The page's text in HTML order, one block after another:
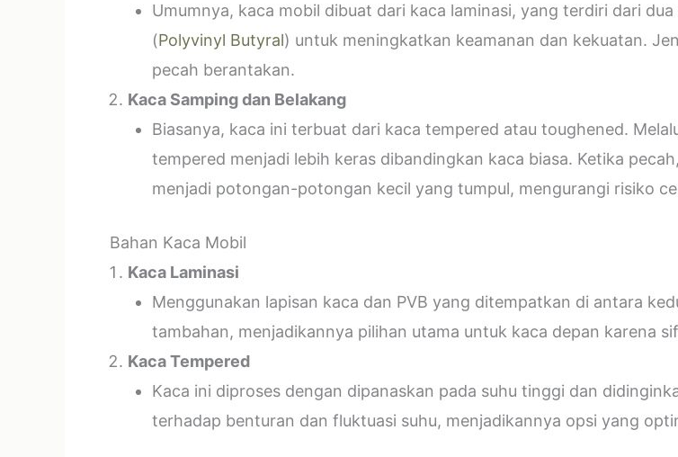
Umumnya, kaca mobil dibuat dari kaca laminasi, yang terdiri dari
(Polyvinyl Butyral) untuk meningkatkan keamanan dan kekuatan.
pecah berantakan.
Kaca Samping dan Belakang
Biasanya, kaca ini terbuat dari kaca tempered atau toughened.
tempered menjadi lebih keras dibandingkan kaca biasa. Ketika pecah,
menjadi potongan-potongan kecil yang tumpul, mengurangi risiko
Bahan Kaca Mobil
Kaca Laminasi
Menggunakan lapisan kaca dan PVB yang ditempatkan di antara
tambahan, menjadikannya pilihan utama untuk kaca depan karena
Kaca Tempered
Kaca ini diproses dengan dipanaskan pada suhu tinggi dan
terhadap benturan dan fluktuasi suhu, menjadikannya opsi yang